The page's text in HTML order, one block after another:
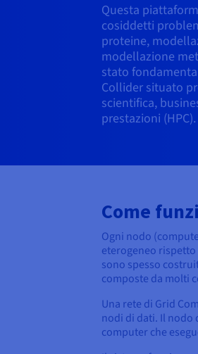
Questa
cosiddetti
proteine,
modellazione
stato
Collider situato
scientifica,
prestazioni (HPC).
Come
Ogni nodo
eterogeneo
sono spesso
composte da molti
Una rete di Grid
nodi di dati. Il nodo
computer che